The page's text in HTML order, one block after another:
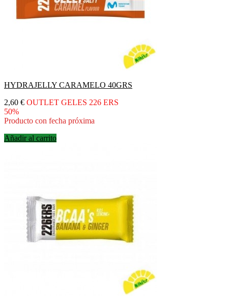
HYDRAJELLY CARAMELO 40GRS
Precio
2,60 € OUTLET GELES 226 ERS
50%
Producto con fecha próxima
Añadir al carrito